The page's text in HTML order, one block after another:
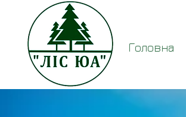
Головна